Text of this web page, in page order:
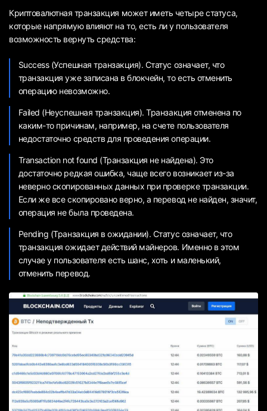
Криптовалютная транзакция может иметь четыре статуса,
которые напрямую влияют на то, есть ли у пользователя
возможность вернуть средства:
Success (Успешная транзакция). Статус означает, что
транзакция уже записана в блокчейн, то есть отменить
операцию невозможно.
Failed (Неуспешная транзакция). Транзакция отменена по
каким-то причинам, например, на счете пользователя
недостаточно средств для проведения операции.
Transaction not found (Транзакция не найдена). Это
достаточно редкая ошибка, чаще всего возникает из-за
неверно скопированных данных при проверке транзакции.
Если же все скопировано верно, а перевод не найден, значит,
операция не была проведена.
Pending (Транзакция в ожидании). Статус означает, что
транзакция ожидает действий майнеров. Именно в этом
случае у пользователя есть шанс, хоть и маленький,
отменить перевод.